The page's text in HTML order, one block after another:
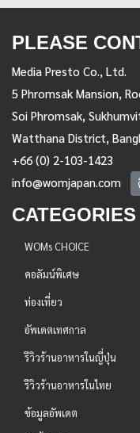
PLEASE
Media Presto Co., Ltd.
5 Phromsak Mansion,
Soi Phromsak,
Watthana District,
+66 (0) 2-103-1423
info@womjapan.com
CATEGORIES
WOMs CHOICE
คอลัมน์พิเศษ
ท่องเที่ยว
อัพเดตเทศกาล
รีวิวร้านอาหารในญี่ปุ่น
รีวิวร้านอาหารในไทย
ข้อมูลอัพเดต